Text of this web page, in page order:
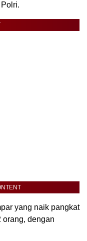
yang naik pangkat
orang, dengan